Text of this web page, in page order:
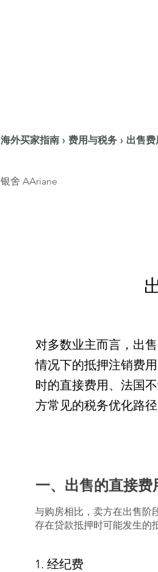
海外买家指南 › 费用与税务 › 出售
银舍 AAriane
对多数业主而言，出
情况下的抵押注销费
时的直接费用、法国
方常见的税务优化路
一、出售的直接费
与购房相比，卖方在出售阶
存在贷款抵押时可能发生的
1. 经纪费